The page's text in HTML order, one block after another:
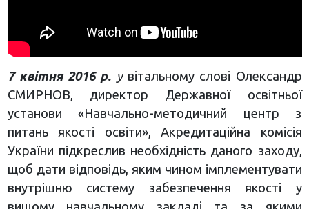
7 квітня 2016 р. увітальному слові Олександр
СМИРНОВ, директор Державної освітньої
установи «Навчально-методичний центр з
питань якості освіти», Акредитаційна комісія
України підкреслив необхідність даного заходу,
щоб дати відповідь, яким чином імплементувати
внутрішню систему забезпечення якості у
вищому навчальному закладі та за якими